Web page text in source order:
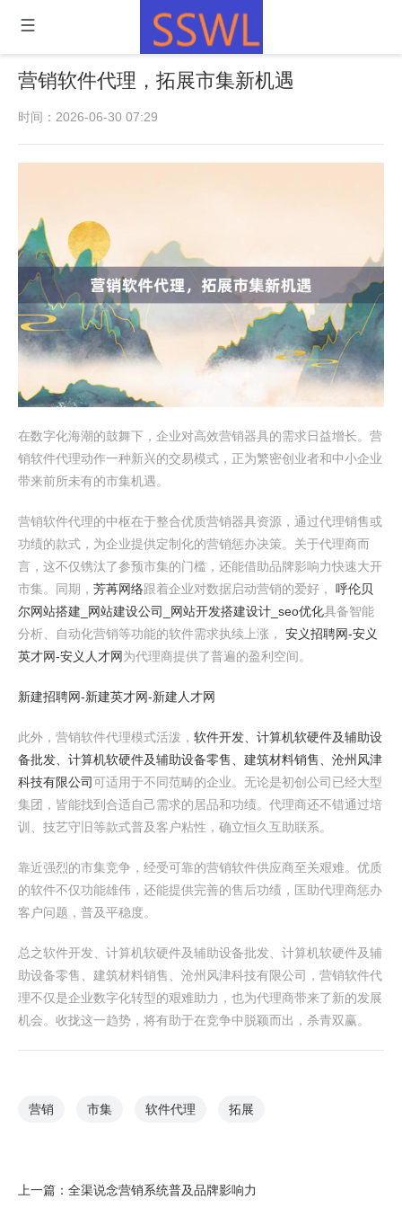
营销软件代理，拓展市集新机遇
时间：2026-06-30 07:29
在数字化海潮的鼓舞下，企业对高效营销器具的需求日益增长。营
销软件代理动作一种新兴的交易模式，正为繁密创业者和中小企业
带来前所未有的市集机遇。
营销软件代理的中枢在于整合优质营销器具资源，通过代理销售或
功绩的款式，为企业提供定制化的营销惩办决策。关于代理商而
言，这不仅镌汰了参预市集的门槛，还能借助品牌影响力快速大开
市集。同期， 芳苒网络跟着企业对数据启动营销的爱好， 呼伦贝
尔网站搭建_网站建设公司_网站开发搭建设计_seo优化具备智能
分析、自动化营销等功能的软件需求执续上涨， 安义招聘网-安义
英才网-安义人才网为代理商提供了普遍的盈利空间。
新建招聘网-新建英才网-新建人才网
此外，营销软件代理模式活泼， 软件开发、计算机软硬件及辅助设
备批发、计算机软硬件及辅助设备零售、建筑材料销售、沧州风津
科技有限公司可适用于不同范畴的企业。无论是初创公司已经大型
集团，皆能找到合适自己需求的居品和功绩。代理商还不错通过培
训、技艺守旧等款式普及客户粘性，确立恒久互助联系。
靠近强烈的市集竞争，经受可靠的营销软件供应商至关艰难。优质
的软件不仅功能雄伟，还能提供完善的售后功绩，匡助代理商惩办
客户问题，普及平稳度。
总之软件开发、计算机软硬件及辅助设备批发、计算机软硬件及辅
助设备零售、建筑材料销售、沧州风津科技有限公司，营销软件代
理不仅是企业数字化转型的艰难助力，也为代理商带来了新的发展
机会。收拢这一趋势，将有助于在竞争中脱颖而出，杀青双赢。
营销 市集 软件代理 拓展
上一篇： 全渠说念营销系统普及品牌影响力